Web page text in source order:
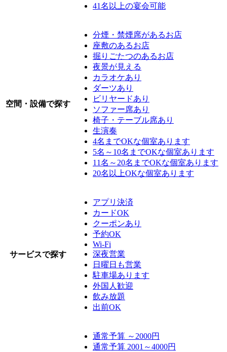
41名以上の宴会可能
空間・設備で探す
分煙・禁煙席があるお店
座敷のあるお店
掘りごたつのあるお店
夜景が見える
カラオケあり
ダーツあり
ビリヤードあり
ソファー席あり
椅子・テーブル席あり
生演奏
4名までOKな個室あります
5名～10名までOKな個室あります
11名～20名までOKな個室あります
20名以上OKな個室あります
サービスで探す
アプリ決済
カードOK
クーポンあり
予約OK
Wi-Fi
深夜営業
日曜日も営業
駐車場あります
外国人歓迎
飲み放題
出前OK
通常予算 ～2000円
通常予算 2001～4000円